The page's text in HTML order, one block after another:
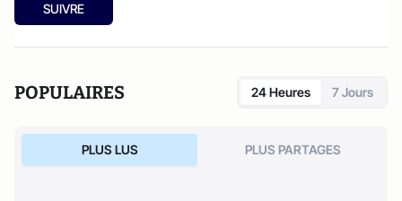
SUIVRE
POPULAIRES 24 Heures 7 Jours
PLUS LUS PLUS PARTAGES